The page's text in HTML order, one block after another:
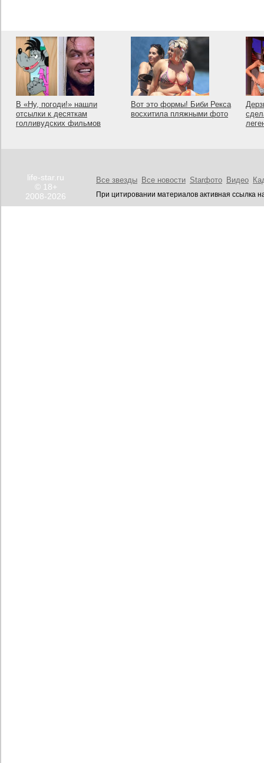
В «Ну, погоди!» нашли
отсылки к десяткам
голливудских фильмов
Вот это формы! Биби Рекса
восхитила пляжными фото
life-star.ru
© 18+
2008-2026
Все звезды Все новости Starфото Видео
При цитировании материалов активная ссылка